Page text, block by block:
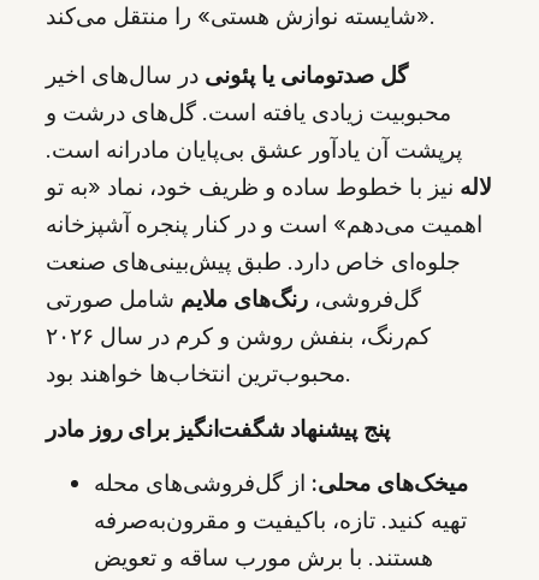
«شایسته نوازش هستی» را منتقل می‌کند.
گل صدتومانی یا پئونی در سال‌های اخیر
محبوبیت زیادی یافته است. گل‌های درشت و
پرپشت آن یادآور عشق بی‌پایان مادرانه است.
لاله نیز با خطوط ساده و ظریف خود، نماد «به تو
اهمیت می‌دهم» است و در کنار پنجره آشپزخانه
جلوه‌ای خاص دارد. طبق پیش‌بینی‌های صنعت
گل‌فروشی، رنگ‌های ملایم شامل صورتی
کم‌رنگ، بنفش روشن و کرم در سال ۲۰۲۶
محبوب‌ترین انتخاب‌ها خواهند بود.
پنج پیشنهاد شگفت‌انگیز برای روز مادر
میخک‌های محلی: از گل‌فروشی‌های محله
تهیه کنید. تازه، باکیفیت و مقرون‌به‌صرفه
هستند. با برش مورب ساقه و تعویض